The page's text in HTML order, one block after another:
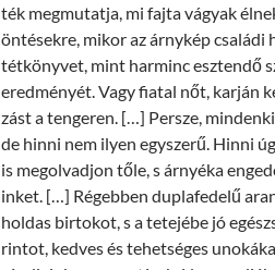
ték meg­mu­tat­ja, mi fajta vá­gyak
ön­té­sek­re, mi­kor az árny­kép csa­lá­di
tét­köny­vet, mint har­minc esz­ten­dő
ered­mé­nyét. Vagy fi­a­tal nőt, kar­ján
zást a ten­ge­ren. […] Per­sze,
de hin­ni nem ilyen egy­sze­rű. Hin­ni
is meg­ol­vad­jon tő­le, s ár­nyé­ka
in­ket. […] Ré­geb­ben dup­la­fe­de­lű
hol­das bir­to­kot, s a te­te­jé­be jó
rin­tot, ked­ves és te­het­sé­ges